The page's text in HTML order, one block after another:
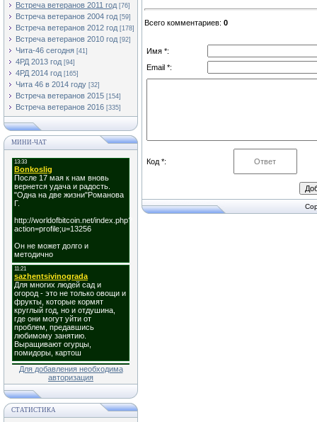
Встреча ветеранов 2011 год [76]
Встреча ветеранов 2004 год [59]
Встреча ветеранов 2012 год [178]
Встреча ветеранов 2010 год [92]
Чита-46 сегодня [41]
4РД 2013 год [94]
4РД 2014 год [165]
Чита 46 в 2014 году [32]
Встреча ветеранов 2015 [154]
Встреча ветеранов 2016 [335]
МИНИ-ЧАТ
Для добавления необходима
авторизация
СТАТИСТИКА
Всего комментариев: 0
Имя *:
Email *:
Код *: